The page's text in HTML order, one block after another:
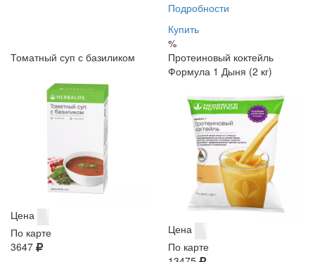
Подробности
Купить
%
Томатный суп с базиликом
Цена
По карте
3647
Протеиновый коктейль
Формула 1 Дыня (2 кг)
Цена
По карте